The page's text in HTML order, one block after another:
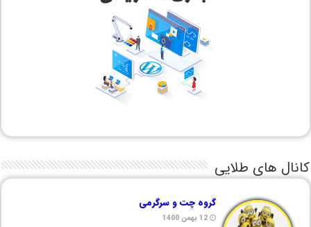
کانال های طلایی
گروه چت و سرگرمی
12 بهمن 1400